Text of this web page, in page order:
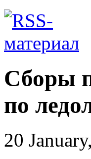
Сборы
по
20